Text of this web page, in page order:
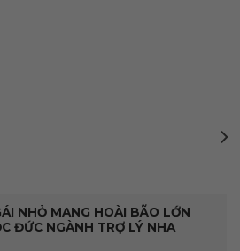
NHỎ MANG HOÀI BÃO LỚN
ĐỨC NGÀNH TRỢ LÝ NHA